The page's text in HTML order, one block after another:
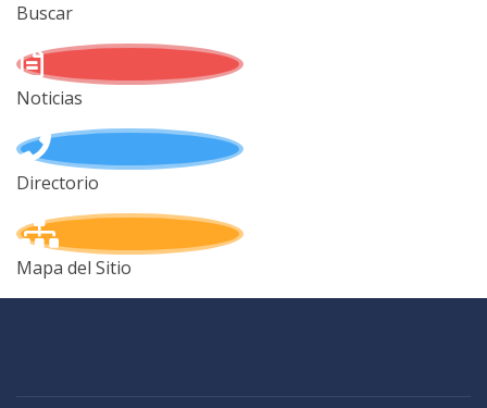
Buscar
Noticias
Directorio
Mapa del Sitio